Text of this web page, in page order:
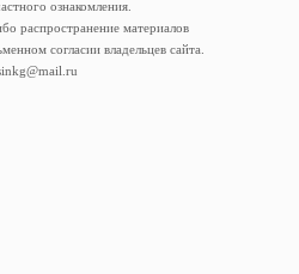
ознакомления.
распространение материалов
согласии владельцев сайта.